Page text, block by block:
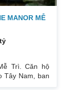
MANOR MỄ
Trì. Căn hộ
Tây Nam, ban